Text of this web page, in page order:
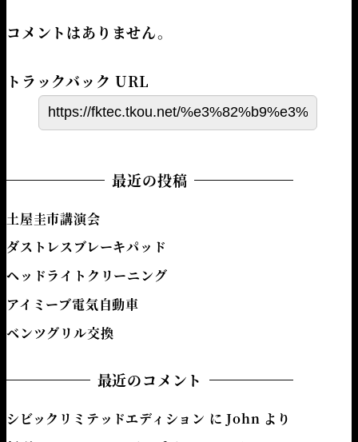
コメントはありません。
トラックバック URL
最近の投稿
土屋圭市講演会
ダストレスブレーキパッド
ヘッドライトクリーニング
アイミーブ電気自動車
ベンツグリル交換
最近のコメント
シビックリミテッドエディション にJohn より